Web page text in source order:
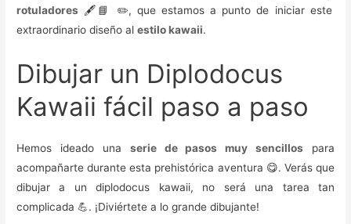
rotuladores 🖋️📘 ✏️, que estamos a punto de iniciar este
extraordinario diseño alestilo kawaii.
Dibujar un Diplodocus
Kawaii fácil paso a paso
Hemos ideado una serie de pasos muy sencillos para
acompañarte durante esta prehistórica aventura 😋. Verás que
dibujar a un diplodocus kawaii, no será una tarea tan
complicada 💪. ¡Diviértete a lo grande dibujante!